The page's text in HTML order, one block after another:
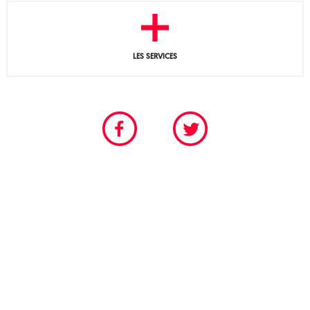
LES SERVICES